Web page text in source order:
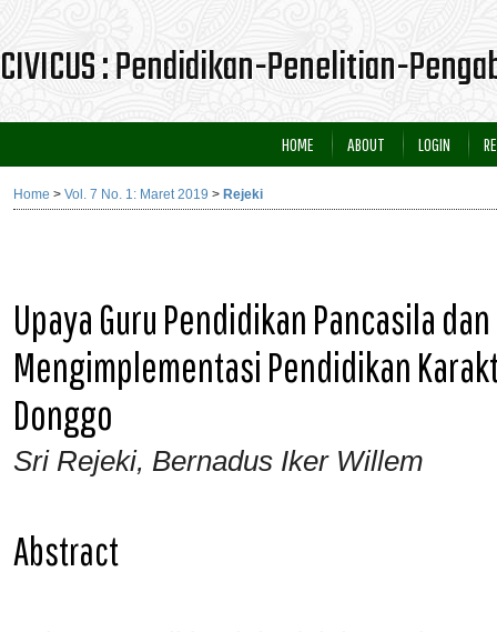
CIVICUS : Pendidikan-Penelitian-
HOME ABOUT LOGIN
Home > Vol. 7 No. 1: Maret 2019 > Rejeki
Upaya Guru Pendidikan Pancasila
Mengimplementasi Pendidikan
Donggo
Sri Rejeki, Bernadus Iker Willem
Abstract